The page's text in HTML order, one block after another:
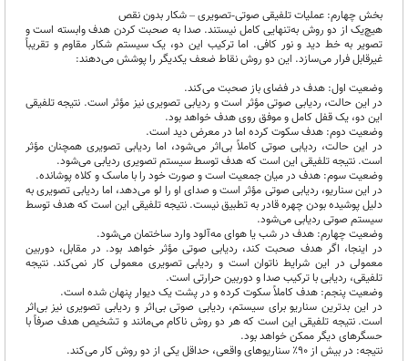
بخش چهارم: عملیات تلفیقی صوتی‑تصویری – شکار بدون نقص
هیچ‌یک از دو روش به‌تنهایی کامل نیستند. صدا به صحبت کردن هدف وابسته است و
تصویر به خط دید و نور کافی. اما ترکیب این دو، یک سیستم شکار مقاوم و تقریباً
غیرقابل فرار می‌سازد. این دو روش نقاط ضعف یکدیگر را پوشش می‌دهند:
وضعیت اول: هدف در فضای باز صحبت می‌کند.
در این حالت، ردیابی صوتی مؤثر است و ردیابی تصویری نیز مؤثر است. نتیجه تلفیقی
این دو، یک قفل کامل و موفق روی هدف خواهد بود.
وضعیت دوم: هدف سکوت کرده اما در معرض دید است.
در این حالت، ردیابی صوتی کاملاً بی‌اثر می‌شود، اما ردیابی تصویری همچنان مؤثر
است. نتیجه تلفیقی این است که هدف توسط سیستم تصویری ردیابی می‌شود.
وضعیت سوم: هدف در میان جمعیت است و صورت خود را با ماسک و کلاه پوشانده.
در این سناریو، ردیابی صوتی مؤثر است و صدای او را لو می‌دهد، اما ردیابی تصویری به
دلیل پوشیده بودن چهره قادر به تطبیق نیست. نتیجه تلفیقی این است که هدف توسط
سیستم صوتی ردیابی می‌شود.
وضعیت چهارم: هدف در شب یا هوای مه‌آلود وارد ساختمان می‌شود.
در اینجا، اگر هدف صحبت کند، ردیابی صوتی مؤثر خواهد بود. در مقابل، دوربین
معمولی در این شرایط ناتوان است و ردیابی تصویری معمولی کار نمی‌کند. نتیجه
تلفیقی، ردیابی با ترکیب صدا و دوربین حرارتی است.
وضعیت پنجم: هدف کاملاً سکوت کرده و در پشت یک دیوار پنهان شده است.
در این بدترین سناریو برای سیستم، ردیابی صوتی بی‌اثر و ردیابی تصویری نیز بی‌اثر
است. نتیجه تلفیقی این است که هر دو روش ناکام می‌مانند و تشخیص هدف صرفاً با
حسگرهای دیگر ممکن خواهد بود.
نتیجه: در بیش از ۹۰٪ سناریوهای واقعی، حداقل یکی از دو روش کار می‌کند.